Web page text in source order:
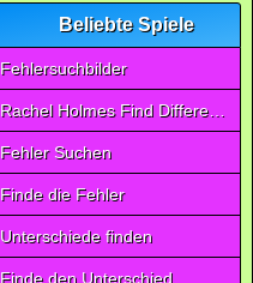
Beliebte Spiele
Fehlersuchbilder
Rachel Holmes Find Differences
Fehler Suchen
Finde die Fehler
Unterschiede finden
Finde den Unterschied